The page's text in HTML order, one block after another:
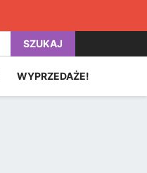
SZUKAJ
WYPRZEDAŻE!